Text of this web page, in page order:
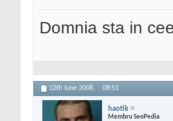
Domnia sta in
12th June 2008, 08:51
haotik
Membru SeoPedia